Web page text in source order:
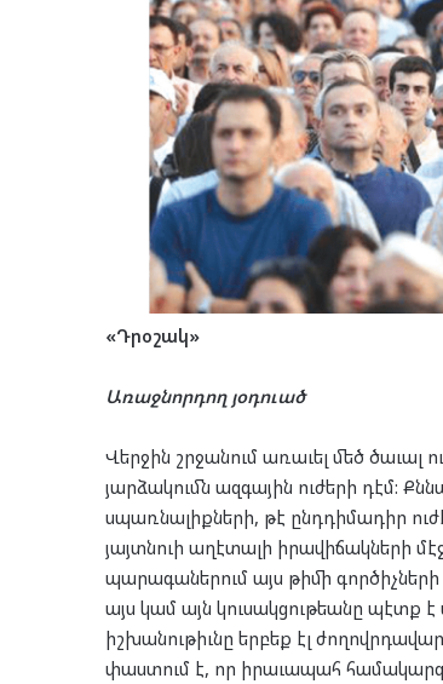
«Դրօշակ»
Առաջնորդող յօդուած
Վերջին շրջանում առաւել մեծ ծաւալ ու
յարձակումն ազգային ուժերի դէմ:
սպառնալիքների, թէ ընդդիմադիր
յայտնուի աղէտալի իրավիճակների
պարագաներում այս թիմի
այս կամ այն կուսակցութեանը պէտք է
իշխանութիւնը երբեք էլ
փաստում է, որ իրաւապահ